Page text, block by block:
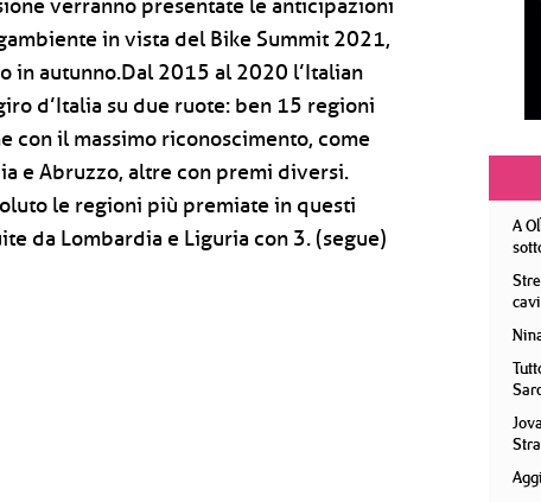
verranno presentate le anticipazioni
in vista del Bike Summit 2021,
in autunno.Dal 2015 al 2020 l’Italian
d’Italia su due ruote: ben 15 regioni
con il massimo riconoscimento, come
e Abruzzo, altre con premi diversi.
le regioni più premiate in questi
da Lombardia e Liguria con 3. (segue)
A